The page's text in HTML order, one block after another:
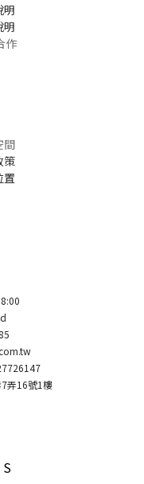
明
明
間
策
置
弄16號1樓